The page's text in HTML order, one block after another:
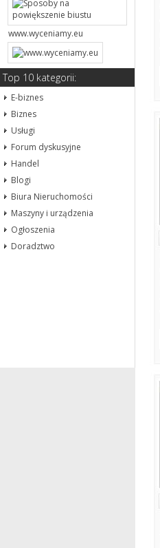
www.wyceniamy.eu
Top 10 kategorii:
E-biznes
Biznes
Usługi
Forum dyskusyjne
Handel
Blogi
Biura Nieruchomości
Maszyny i urządzenia
Ogłoszenia
Doradztwo